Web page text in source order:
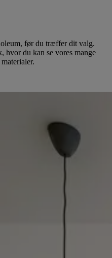
før du træffer dit valg.
du kan se vores mange